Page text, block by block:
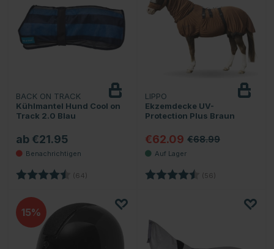
BACK ON TRACK
Kühlmantel Hund Cool on
Track 2.0 Blau
ab €21.95
Bewertung: (64) 4.8 von 5 Sternen
LIPPO
Ekzemdecke UV-
Protection Plus Braun
€62.09 €68.99
Bewertung: (56)
15